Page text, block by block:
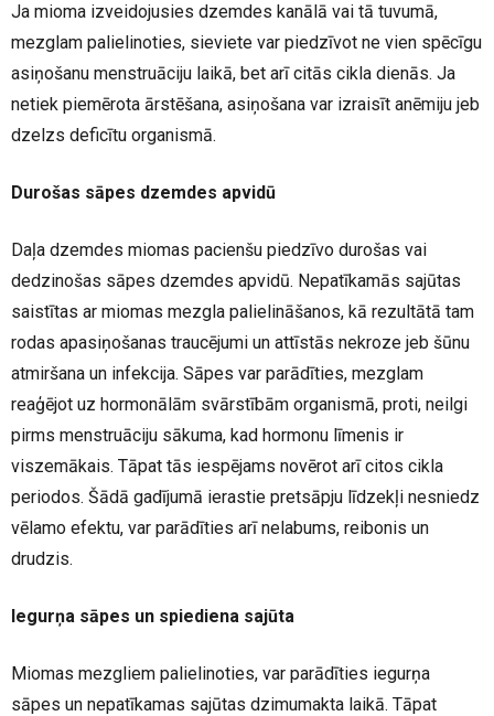
Ja mioma izveidojusies dzemdes kanālā vai tā tuvumā,
mezglam palielinoties, sieviete var piedzīvot ne vien spēcīgu
asiņošanu menstruāciju laikā, bet arī citās cikla dienās. Ja
netiek piemērota ārstēšana, asiņošana var izraisīt anēmiju jeb
dzelzs deficītu organismā.
Durošas sāpes dzemdes apvidū
Daļa dzemdes miomas pacienšu piedzīvo durošas vai
dedzinošas sāpes dzemdes apvidū. Nepatīkamās sajūtas
saistītas ar miomas mezgla palielināšanos, kā rezultātā tam
rodas apasiņošanas traucējumi un attīstās nekroze jeb šūnu
atmiršana un infekcija. Sāpes var parādīties, mezglam
reaģējot uz hormonālām svārstībām organismā, proti, neilgi
pirms menstruāciju sākuma, kad hormonu līmenis ir
viszemākais. Tāpat tās iespējams novērot arī citos cikla
periodos. Šādā gadījumā ierastie pretsāpju līdzekļi nesniedz
vēlamo efektu, var parādīties arī nelabums, reibonis un
drudzis.
Iegurņa sāpes un spiediena sajūta
Miomas mezgliem palielinoties, var parādīties iegurņa
sāpes un nepatīkamas sajūtas dzimumakta laikā. Tāpat